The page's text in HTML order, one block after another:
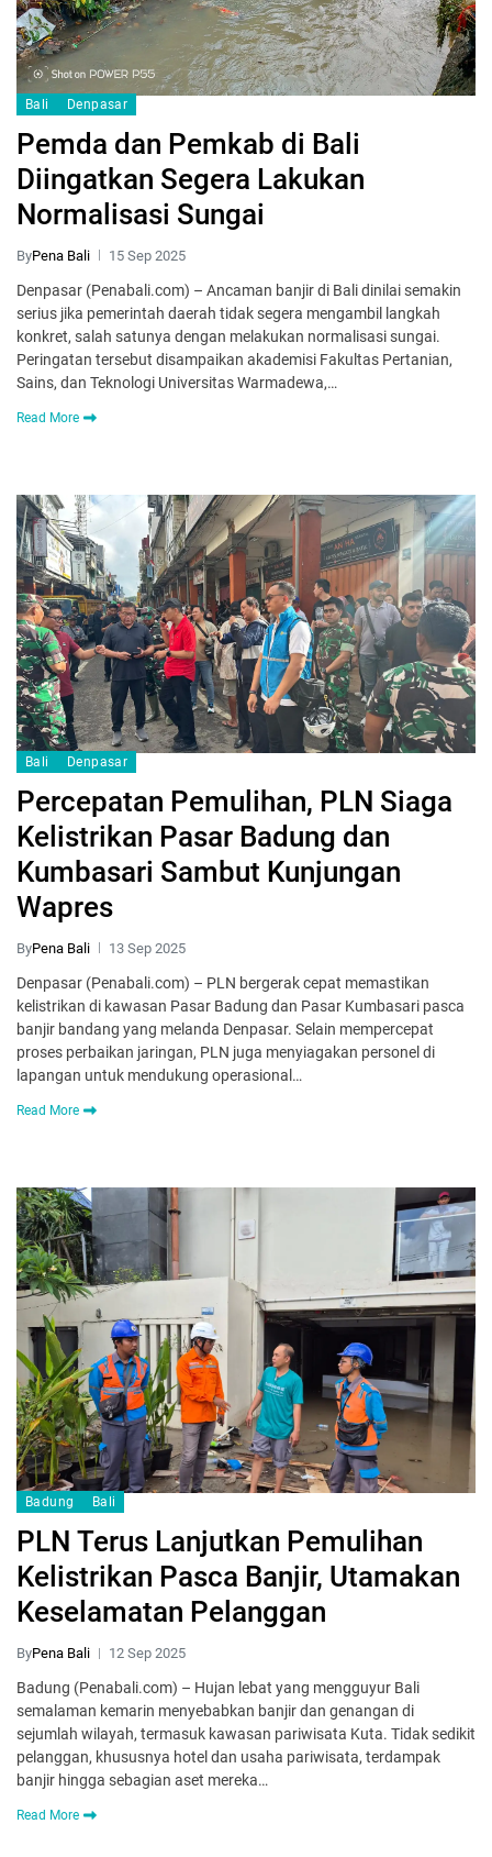
Bali Denpasar
Pemda dan Pemkab di Bali
Diingatkan Segera Lakukan
Normalisasi Sungai
ByPena Bali 15 Sep 2025
Denpasar (Penabali.com) – Ancaman banjir di Bali dinilai semakin
serius jika pemerintah daerah tidak segera mengambil langkah
konkret, salah satunya dengan melakukan normalisasi sungai.
Peringatan tersebut disampaikan akademisi Fakultas Pertanian,
Sains, dan Teknologi Universitas Warmadewa,…
Read More
Bali Denpasar
Percepatan Pemulihan, PLN Siaga
Kelistrikan Pasar Badung dan
Kumbasari Sambut Kunjungan
Wapres
ByPena Bali 13 Sep 2025
Denpasar (Penabali.com) – PLN bergerak cepat memastikan
kelistrikan di kawasan Pasar Badung dan Pasar Kumbasari pasca
banjir bandang yang melanda Denpasar. Selain mempercepat
proses perbaikan jaringan, PLN juga menyiagakan personel di
lapangan untuk mendukung operasional…
Read More
Badung Bali
PLN Terus Lanjutkan Pemulihan
Kelistrikan Pasca Banjir, Utamakan
Keselamatan Pelanggan
ByPena Bali 12 Sep 2025
Badung (Penabali.com) – Hujan lebat yang mengguyur Bali
semalaman kemarin menyebabkan banjir dan genangan di
sejumlah wilayah, termasuk kawasan pariwisata Kuta. Tidak sedikit
pelanggan, khususnya hotel dan usaha pariwisata, terdampak
banjir hingga sebagian aset mereka…
Read More